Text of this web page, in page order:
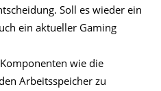
Soll es wieder ein
ein aktueller Gaming
wie die
Arbeitsspeicher zu